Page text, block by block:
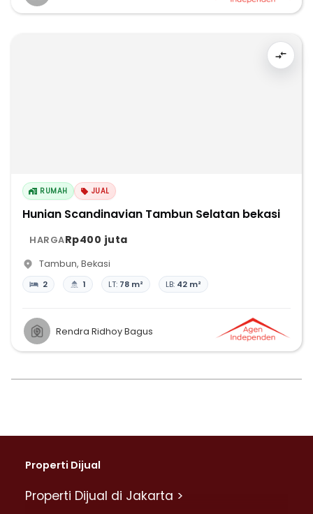
RUMAH JUAL
Hunian Scandinavian Tambun Selatan bekasi
HARGARp400 juta
Tambun, Bekasi
2 1 LT: 78 m² LB: 42 m²
Rendra Ridhoy Bagus
Properti Dijual
Properti Dijual di Jakarta >